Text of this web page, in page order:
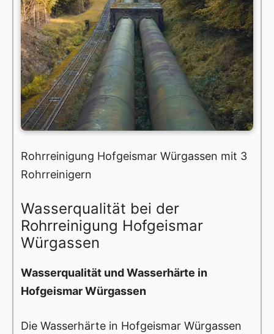
Rohrreinigung Hofgeismar Würgassen mit 3
Rohrreinigern
Wasserqualität bei der
Rohrreinigung Hofgeismar
Würgassen
Wasserqualität und Wasserhärte in
Hofgeismar Würgassen
Die Wasserhärte in Hofgeismar Würgassen